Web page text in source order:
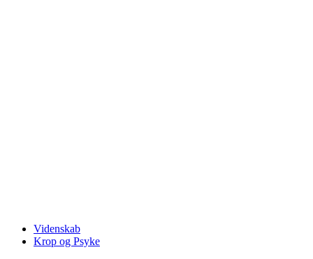
Videnskab
Krop og Psyke